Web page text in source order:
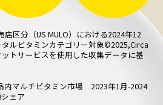
区分（US MULO）における2024年12
ルビタミンカテゴリー対象©2025,Circa
トサービスを使用した収集データに基
内マルチビタミン市場 2023年1月-2024
シェア